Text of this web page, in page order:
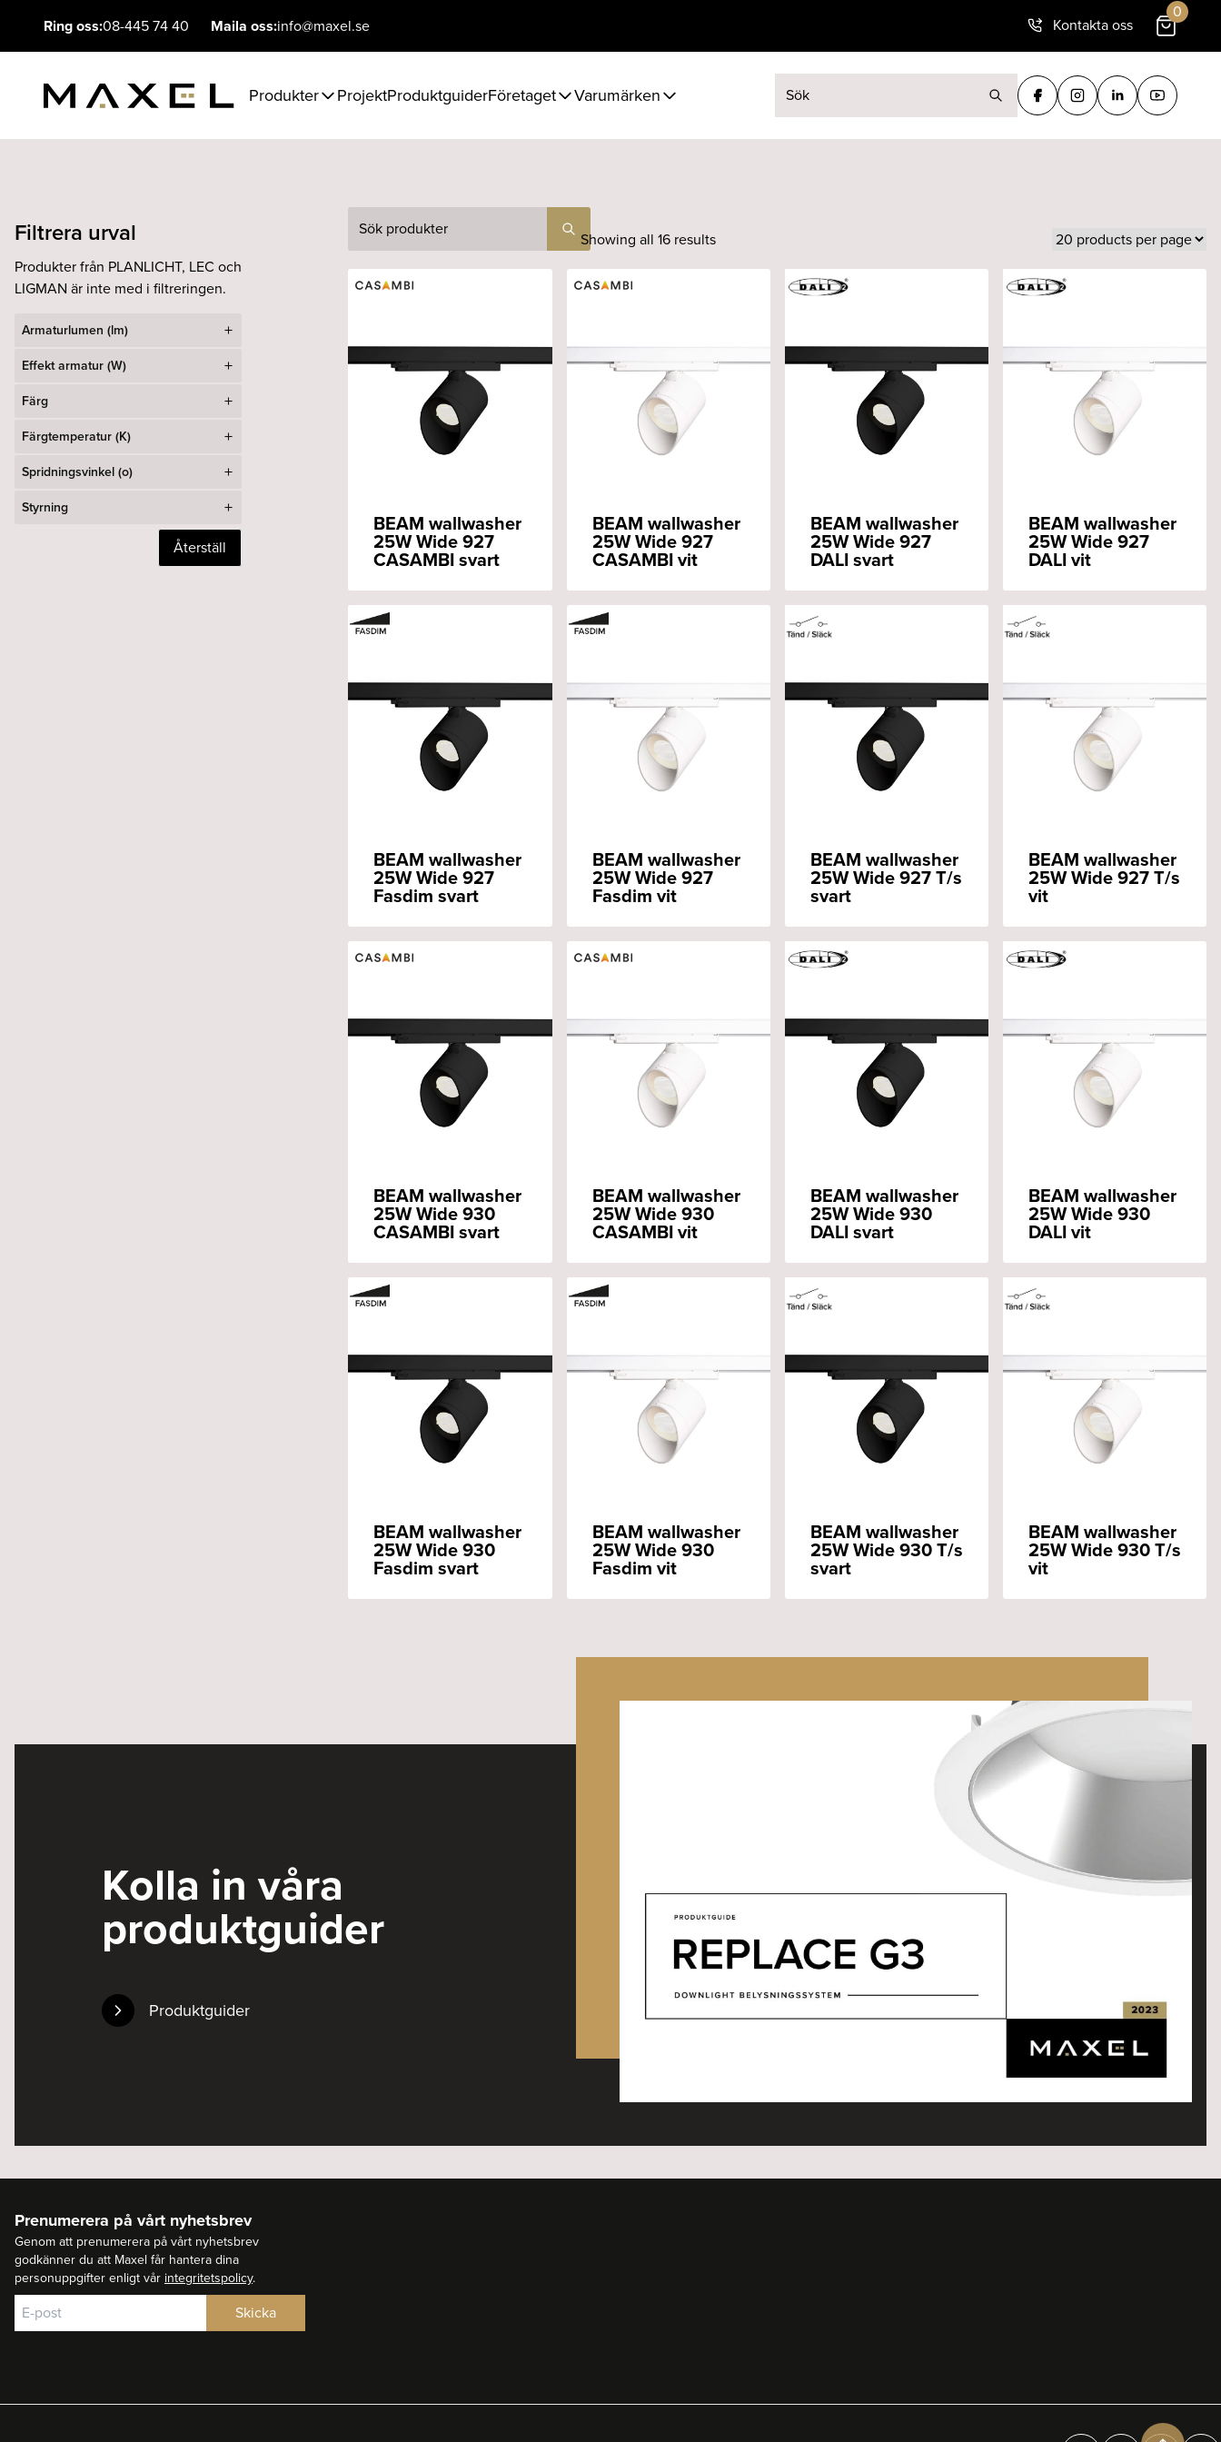
Ring oss:08-445 74 40 Maila oss:info@maxel.se Kontakta oss
0
Produkter ProjektProduktguiderFöretaget Varumärken Sök efter:
Filtrera urval
Produkter från PLANLICHT, LEC och
LIGMAN är inte med i filtreringen.
Armaturlumen (lm)
Effekt armatur (W)
Färg
Färgtemperatur (K)
Spridningsvinkel (o)
Styrning
Återställ
Sök Showing all 16 results
BEAM wallwasher
25W Wide 927
CASAMBI svart
BEAM wallwasher
25W Wide 927
CASAMBI vit
BEAM wallwasher
25W Wide 927
DALI svart
BEAM wallwasher
25W Wide 927
DALI vit
BEAM wallwasher
25W Wide 927
Fasdim svart
BEAM wallwasher
25W Wide 927
Fasdim vit
BEAM wallwasher
25W Wide 927 T/s
svart
BEAM wallwasher
25W Wide 927 T/s
vit
BEAM wallwasher
25W Wide 930
CASAMBI svart
BEAM wallwasher
25W Wide 930
CASAMBI vit
BEAM wallwasher
25W Wide 930
DALI svart
BEAM wallwasher
25W Wide 930
DALI vit
BEAM wallwasher
25W Wide 930
Fasdim svart
BEAM wallwasher
25W Wide 930
Fasdim vit
BEAM wallwasher
25W Wide 930 T/s
svart
BEAM wallwasher
25W Wide 930 T/s
vit
Kolla in våra
produktguider
Produktguider
Prenumerera på vårt nyhetsbrev
Genom att prenumerera på vårt nyhetsbrev
godkänner du att Maxel får hantera dina
personuppgifter enligt vår integritetspolicy.